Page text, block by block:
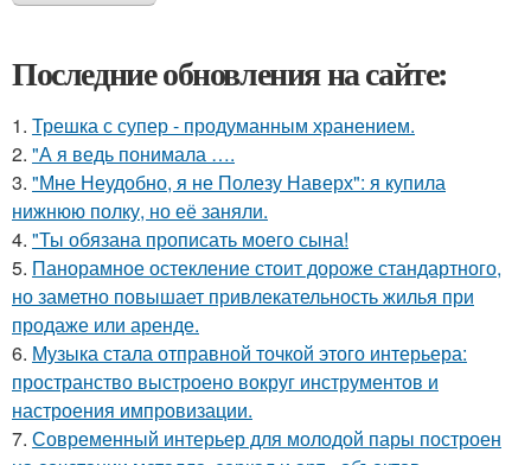
Последние обновления на сайте:
1. Трешка с супер - продуманным хранением.
2. "А я ведь понимала ….
3. "Мне Неудобно, я не Полезу Наверх": я купила
нижнюю полку, но её заняли.
4. "Ты обязана прописать моего сына!
5. Панорамное остекление стоит дороже стандартного,
но заметно повышает привлекательность жилья при
продаже или аренде.
6. Музыка стала отправной точкой этого интерьера:
пространство выстроено вокруг инструментов и
настроения импровизации.
7. Современный интерьер для молодой пары построен